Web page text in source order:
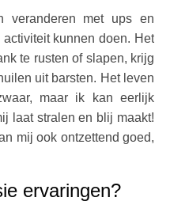
veranderen met ups en
kunnen doen. Het
te rusten of slapen, krijg
uit barsten. Het leven
maar ik kan eerlijk
laat stralen en blij maakt!
mij ook ontzettend goed,
ervaringen?